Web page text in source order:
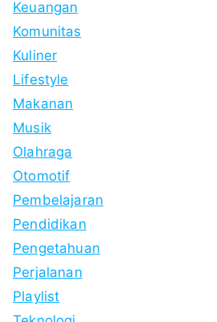
Keuangan
Komunitas
Kuliner
Lifestyle
Makanan
Musik
Olahraga
Otomotif
Pembelajaran
Pendidikan
Pengetahuan
Perjalanan
Playlist